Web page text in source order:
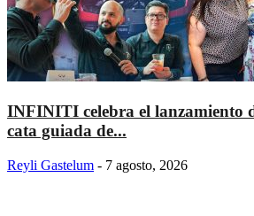
INFINITI celebra el lanzamiento
cata guiada de...
Reyli Gastelum - 7 agosto, 2026